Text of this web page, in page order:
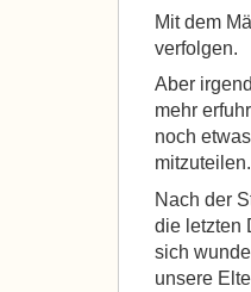
Mit dem
verfolgen.
Aber
mehr
noch
mitzuteilen.
Nach der
die letzten
sich
unsere